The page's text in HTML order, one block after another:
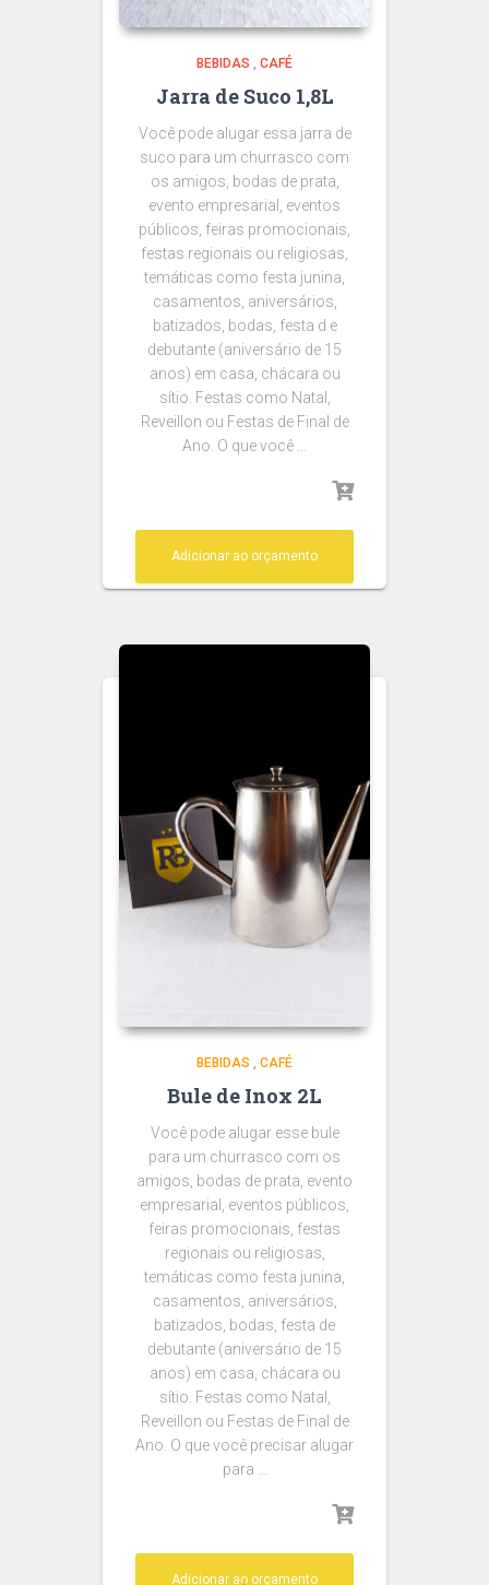
BEBIDAS , CAFÉ
Jarra de Suco 1,8L
Você pode alugar essa jarra de
suco para um churrasco com
os amigos, bodas de prata,
evento empresarial, eventos
públicos, feiras promocionais,
festas regionais ou religiosas,
temáticas como festa junina,
casamentos, aniversários,
batizados, bodas, festa d e
debutante (aniversário de 15
anos) em casa, chácara ou
sítio. Festas como Natal,
Reveillon ou Festas de Final de
Ano. O que você …
Adicionar ao orçamento
BEBIDAS , CAFÉ
Bule de Inox 2L
Você pode alugar esse bule
para um churrasco com os
amigos, bodas de prata, evento
empresarial, eventos públicos,
feiras promocionais, festas
regionais ou religiosas,
temáticas como festa junina,
casamentos, aniversários,
batizados, bodas, festa de
debutante (aniversário de 15
anos) em casa, chácara ou
sítio. Festas como Natal,
Reveillon ou Festas de Final de
Ano. O que você precisar alugar
para …
Adicionar ao orçamento